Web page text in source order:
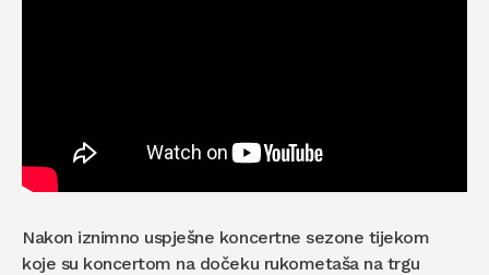
Nakon iznimno uspješne koncertne sezone tijekom
koje su koncertom na dočeku rukometaša na trgu